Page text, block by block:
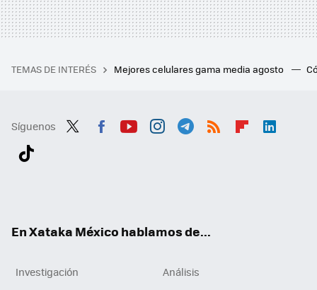
TEMAS DE INTERÉS Mejores celulares gama media agosto
Síguenos
En Xataka México hablamos de...
Investigación
Análisis